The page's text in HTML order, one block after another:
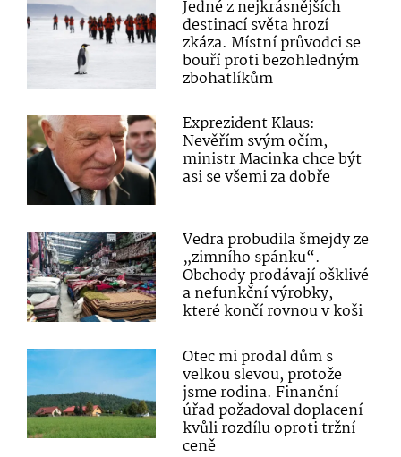
Jedné z nejkrásnějších
destinací světa hrozí
zkáza. Místní průvodci se
bouří proti bezohledným
zbohatlíkům
Exprezident Klaus:
Nevěřím svým očím,
ministr Macinka chce být
asi se všemi za dobře
Vedra probudila šmejdy ze
„zimního spánku“.
Obchody prodávají ošklivé
a nefunkční výrobky,
které končí rovnou v koši
Otec mi prodal dům s
velkou slevou, protože
jsme rodina. Finanční
úřad požadoval doplacení
kvůli rozdílu oproti tržní
ceně